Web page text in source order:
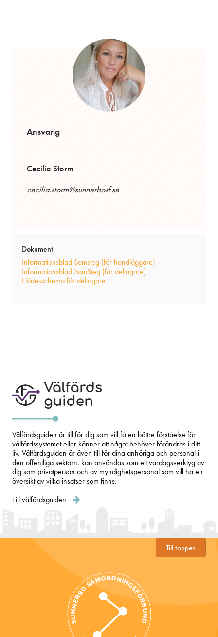
Ansvarig
Cecilia Storm
cecilia.storm@sunnerbosf.se
Dokument:
Informationsblad Samsteg (för handläggare)
Informationsblad SamSteg (för deltagare)
Flödesschema för deltagare
Välfärdsguiden är till för dig som vill få en bättre förståelse för
välfärdssystemet eller känner att något behöver förändras i ditt
liv. Välfärdsguiden är även till för dina anhöriga och personal i
den offentliga sektorn. kan användas som ett vardagsverktyg av
dig som privatperson och av myndighetspersonal som vill ha en
översikt av vilka insatser som finns.
Till välfärdsguiden
Till toppen